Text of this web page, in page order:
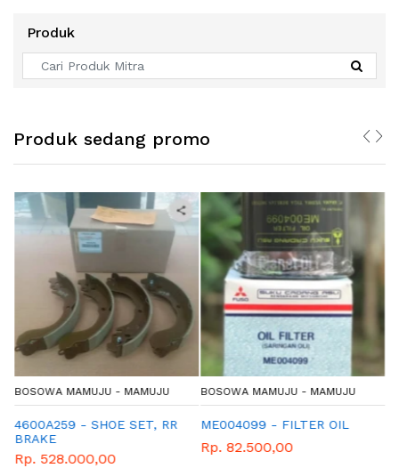
Produk
Produk sedang promo
BOSOWA MAMUJU - MAMUJU
4600A259 - SHOE SET, RR
BRAKE
Rp. 528.000,00
BOSOWA MAMUJU - MAMUJU
ME004099 - FILTER OIL
Rp. 82.500,00